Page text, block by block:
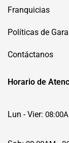
Franquicias
Políticas de
Contáctanos
Horario de
Lun - Vier: